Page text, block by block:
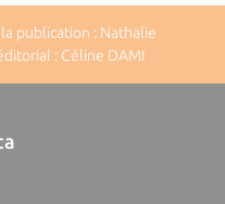
publication : Nathalie
: Céline DAMI